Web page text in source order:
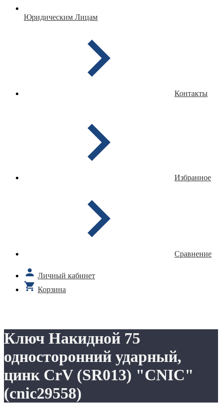
Юридическим Лицам
Контакты
Избранное
Сравнение
Личный кабинет
Корзина
Ключ Накидной 75
односторонний ударный,
цинк CrV (SR013) "CNIC"
(cnic29558)